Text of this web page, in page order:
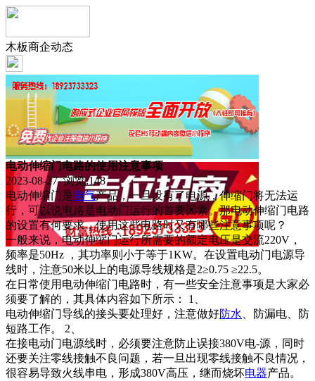
木板商企动态
电动伸缩门电路的使用注意事项
2023-08-27 浏览:148
电动伸缩门是电气产品，一旦没有了电源，伸缩门将无法运
行，可以说电路是电动门运行的首要因素。那电动伸缩门电路
的设置有何要求，使用这些电路时又有哪些注意事项呢？
一般来说，电动伸缩门运行所需要的额定电压是交流220V，
频率是50Hz ，其功率则小于等于1KW。在设置电动门电源导
线时，注意50米以上的电源导线规格是2≥0.75 ≥22.5。
在日常使用电动伸缩门电路时，有一些安全注意事项是大家必
须要了解的，其具体内容如下所示： 1、
电动伸缩门导线的接头要处理好，注意做好防水 、防漏电、防
短路工作。 2、
在接电动门电源线时，必须要注意防止误接380V电-源，同时
还要关注零线接触不良问题，若一旦出现零线接触不良情况，
很容易导致火线串电，形成380V高压，继而烧坏电器产品。